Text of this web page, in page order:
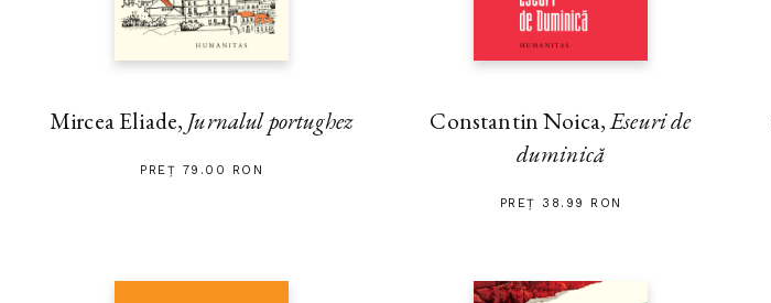
Mircea Eliade, Jurnalul portughez
PREȚ 79.00 RON
Constantin Noica,Eseuri de
duminică
PREȚ 38.99 RON